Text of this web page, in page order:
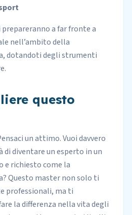
a far fronte a
nell’ambito della
dotandoti degli strumenti
questo
un attimo. Vuoi davvero
diventare un esperto in un
e richiesto come la
Questo master non solo ti
professionali, ma ti
la differenza nella vita degli